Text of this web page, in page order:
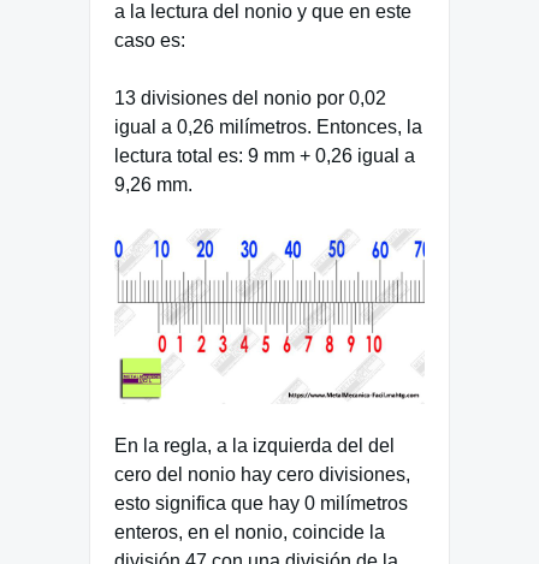
a la lectura del nonio y que en este
caso es:
13 divisiones del nonio por 0,02
igual a 0,26 milímetros. Entonces, la
lectura total es: 9 mm + 0,26 igual a
9,26 mm.
En la regla, a la izquierda del del
cero del nonio hay cero divisiones,
esto significa que hay 0 milímetros
enteros, en el nonio, coincide la